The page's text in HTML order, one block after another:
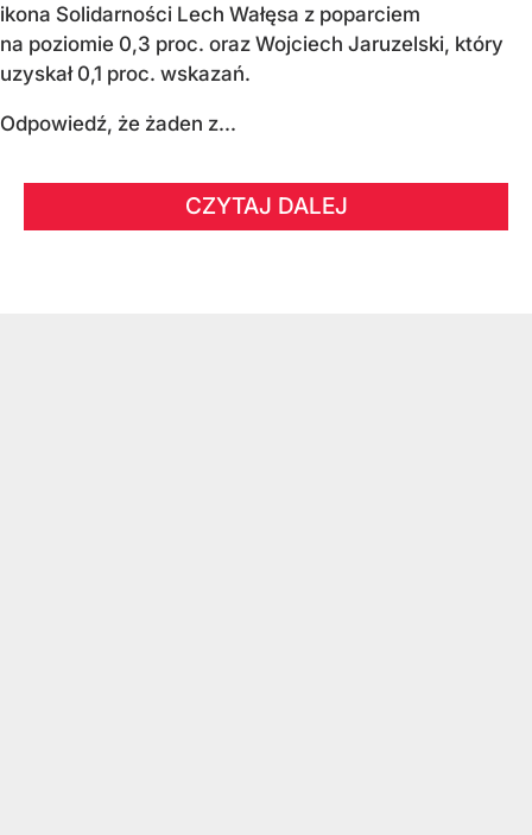
ikona Solidarności Lech Wałęsa z poparciem
na poziomie 0,3 proc. oraz Wojciech Jaruzelski, który
uzyskał 0,1 proc. wskazań.
Odpowiedź, że żaden z...
CZYTAJ DALEJ